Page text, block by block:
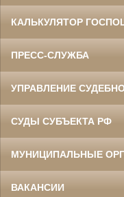
КАЛЬКУЛЯТОР
ПРЕСС-СЛУЖБА
УПРАВЛЕНИЕ
СУДЫ СУБЪЕКТА РФ
МУНИЦИПАЛЬНЫЕ
ВАКАНСИИ